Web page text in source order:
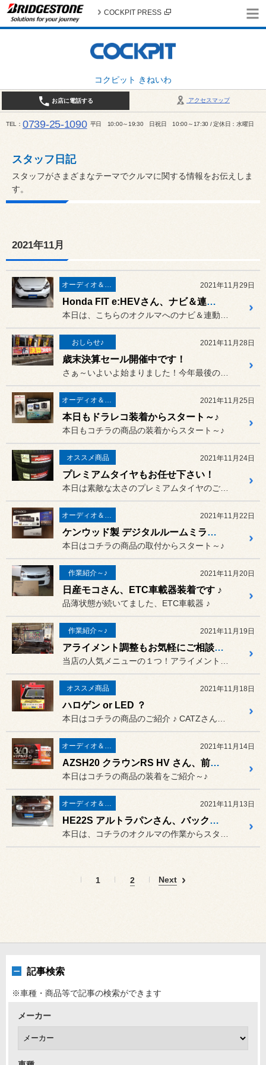
コクピット きねいわ
COCKPIT PRESS
アクセスマップ
お店に電話する
TEL 0739-25-1090 平日 10:00～19:30 日祝日 10:00～17:30 / 定休日：水曜日
スタッフ日記
スタッフがさまざまなテーマでクルマに関する情報をお伝えしま
す。
2021年11月
オーディオ＆ナビゲーション 2021年11月29日
Honda FIT e:HEVさん、ナビ＆連動前後ドラレコ装着です ♪
おしらせ♪ 2021年11月28日
歳末決算セール開催中です！
オーディオ＆ナビゲーション 2021年11月25日
本日もドラレコ装着からスタート～♪
本日もコチラの商品の装着からスタート～♪
オススメ商品 2021年11月24日
プレミアムタイヤもお任せ下さい！
オーディオ＆ナビゲーション 2021年11月22日
ケンウッド製 デジタルルームミラー型ドライブレコーダー装着です ♪
本日はコチラの商品の取付からスタート～♪
作業紹介～♪ 2021年11月20日
日産モコさん、ETC車載器装着です ♪
品薄状態が続いてました、ETC車載器 ♪
作業紹介～♪ 2021年11月19日
アライメント調整もお気軽にご相談下さい ♪
オススメ商品 2021年11月18日
ハロゲン or LED ？
オーディオ＆ナビゲーション 2021年11月14日
AZSH20 クラウンRS HV さん、前後ドラレコ装着です ♪
本日はコチラの商品の装着をご紹介～♪
オーディオ＆ナビゲーション 2021年11月13日
HE22S アルトラパンさん、バックカメラ装着です ♪
1 2 Next
記事検索
※車種・商品等で記事の検索ができます
メーカー